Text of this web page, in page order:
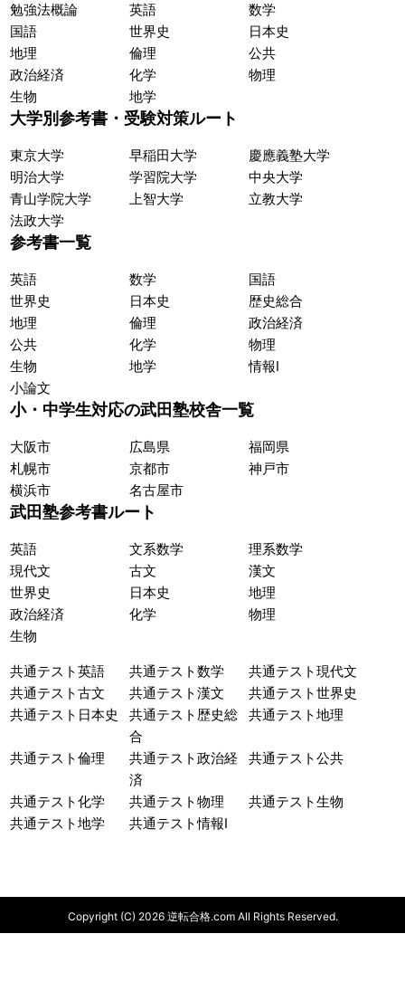
勉強法概論 英語
数学
国語
世界史
日本史
地理
倫理
公共
政治経済
化学
物理
生物
地学
大学別参考書・受験対策ルート
東京大学 早稲田大学
慶應義塾大学
明治大学
学習院大学
中央大学
青山学院大学
上智大学
立教大学
法政大学
参考書一覧
英語 数学
国語
世界史
日本史
歴史総合
地理
倫理
政治経済
公共
化学
物理
生物
地学
情報Ⅰ
小論文
小・中学生対応の武田塾校舎一覧
大阪市 広島県
福岡県
札幌市
京都市
神戸市
横浜市
名古屋市
武田塾参考書ルート
英語 文系数学
理系数学
現代文
古文
漢文
世界史
日本史
地理
政治経済
化学
物理
生物
共通テスト英語 共通テスト数学
共通テスト現代文
共通テスト古文
共通テスト漢文
共通テスト世界史
共通テスト日本史
共通テスト歴史総
合
共通テスト地理
共通テスト倫理
共通テスト政治経
済
共通テスト公共
共通テスト化学 共通テスト物理
共通テスト生物
共通テスト地学
共通テスト情報I
Copyright (C) 2026 逆転合格.com All Rights Reserved.